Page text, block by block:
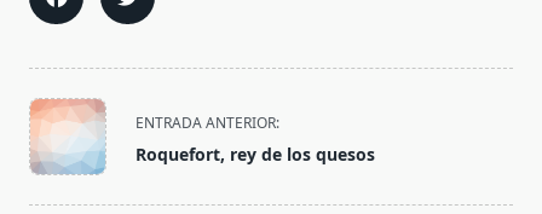
<span
class="nav-
subtitle
screen-
ENTRADA ANTERIOR:
Roquefort, rey de los quesos